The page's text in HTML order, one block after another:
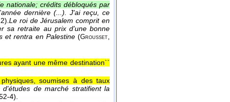
nationale; crédits débloqués par
dernière (...). J'ai reçu, ce
Le roi de Jérusalem comprit en
sa retraite au prix d'une bonne
et rentra en Palestine(Grousset
ayant une même destination``
soumises à des taux
d'études de marché stratifient la
4).